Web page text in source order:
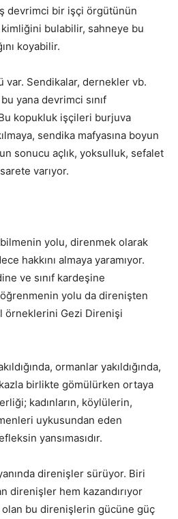
devrimci bir işçi örgütünün
bulabilir, sahneye bu
koyabilir.
var. Sendikalar, dernekler vb.
yana devrimci sınıf
kopukluk işçileri burjuva
sendika mafyasına boyun
sonucu açlık, yoksulluk, sefalet
varıyor.
yolu, direnmek olarak
hakkını almaya yaramıyor.
ve sınıf kardeşine
yolu da direnişten
örneklerini Gezi Direnişi
ormanlar yakıldığında,
birlikte gömülürken ortaya
kadınların, köylülerin,
uykusundan eden
yansımasıdır.
direnişler sürüyor. Biri
direnişler hem kazandırıyor
bu direnişlerin gücüne güç